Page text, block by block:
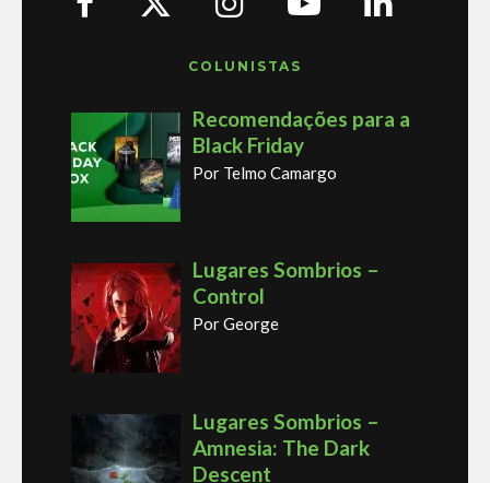
COLUNISTAS
Recomendações para a
Black Friday
Por Telmo Camargo
Lugares Sombrios –
Control
Por George
Lugares Sombrios –
Amnesia: The Dark
Descent